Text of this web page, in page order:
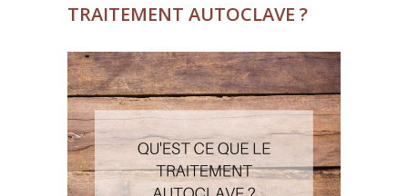
TRAITEMENT AUTOCLAVE ?